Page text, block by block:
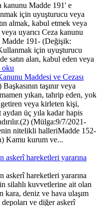
kanunu Madde 191' e
için uyuşturucu veya
almak, kabul etmek veya
uyarıcı Ceza kanunu
191- (Değişik:
için uyuşturucu
satın alan, kabul eden veya
oku
Maddesi ve Cezası
taşınır veya
yıkan, tahrip eden, yok
veya kirleten kişi,
üç yıla kadar hapis
(Mülga:9/7/2021-
nitelikli halleriMadde 152-
Kamu kurum ve...
askerî hareketleri yararına
askerî hareketleri yararına
silahlı kuvvetlerine ait olan
deniz ve hava ulaşım
depoları ve diğer askerî